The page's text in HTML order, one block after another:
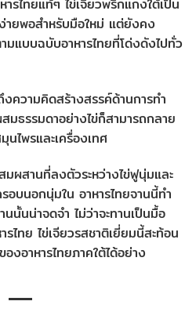
รไทยแท้ๆ ไข่เจียวพริกแกงใต้เป็น
ายพอสำหรับมือใหม่ แต่ยังคง
มแบบฉบับอาหารไทยที่โด่งดังไปทั่ว
งความคิดสร้างสรรค์ด้านการทำ
มธรรมดาอย่างไข่ก็สามารถกลาย
นไพรและเครื่องเทศ
มผสานที่ลงตัวระหว่างไข่ฟูนุ่มและ
บนอกนุ่มใน อาหารไทยจานนี้ทำ
นั้นน่าจดจำ ไม่ว่าจะทานเป็นมื้อ
ไทย ไข่เจียวรสชาติเยี่ยมนี้สะท้อน
อาหารไทยภาคใต้ได้อย่าง